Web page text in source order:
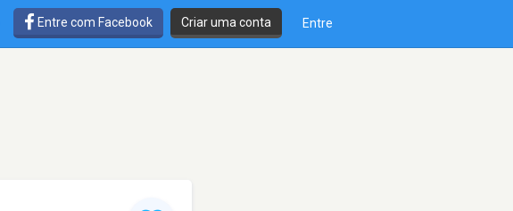
Entre com Facebook Criar uma conta Entre